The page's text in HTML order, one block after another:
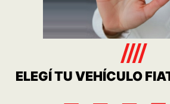
600 Hybrid
Ver más